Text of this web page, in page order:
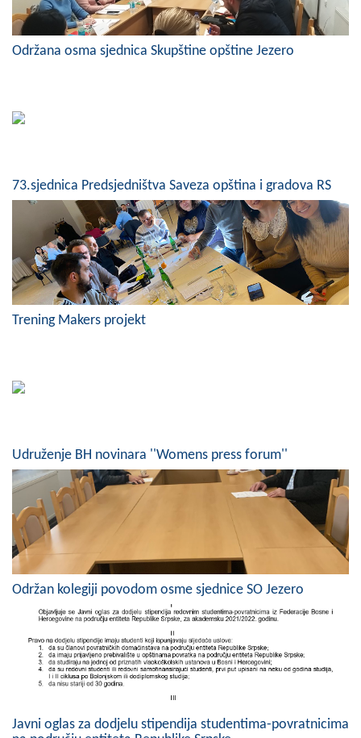
Službeni Glasnici
OPŠTINSKA UPRAVA
Javni pozivi
Obavještenja
Zaštita od požara
COVID 19
Poljoprivreda
Turizam
Sport
CIVILNA ZAŠTITA
KONTAKT
Održana osma sjednica Skupštine opštine Jezero
73.sjednica Predsjedništva Saveza opština i gradova RS
Trening Makers projekt
Udruženje BH novinara ''Womens press forum''
Održan kolegiji povodom osme sjednice SO Jezero
Javni oglas za dodjelu stipendija studentima-povratnicima